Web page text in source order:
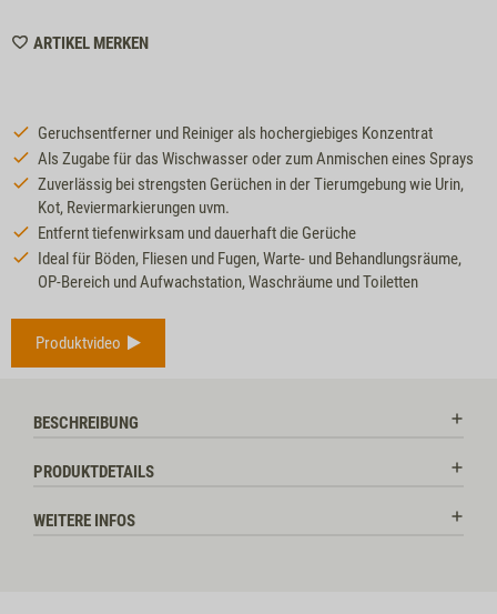
ARTIKEL MERKENWISHLIST
Geruchsentferner und Reiniger als hochergiebiges Konzentrat
Als Zugabe für das Wischwasser oder zum Anmischen eines Sprays
Zuverlässig bei strengsten Gerüchen in der Tierumgebung wie Urin,
Kot, Reviermarkierungen uvm.
Entfernt tiefenwirksam und dauerhaft die Gerüche
Ideal für Böden, Fliesen und Fugen, Warte- und Behandlungsräume,
OP-Bereich und Aufwachstation, Waschräume und Toiletten
Produktvideo
BESCHREIBUNG
PRODUKTDETAILS
WEITERE INFOS